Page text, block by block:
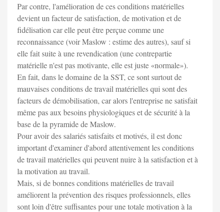
Par contre, l'amélioration de ces conditions matérielles
devient un facteur de satisfaction, de motivation et de
fidélisation car elle peut être perçue comme une
reconnaissance (voir Maslow : estime des autres), sauf si
elle fait suite à une revendication (une contrepartie
matérielle n'est pas motivante, elle est juste «normale»).
En fait, dans le domaine de la SST, ce sont surtout de
mauvaises conditions de travail matérielles qui sont des
facteurs de démobilisation, car alors l'entreprise ne satisfait
même pas aux besoins physiologiques et de sécurité à la
base de la pyramide de Maslow.
Pour avoir des salariés satisfaits et motivés, il est donc
important d'examiner d'abord attentivement les conditions
de travail matérielles qui peuvent nuire à la satisfaction et à
la motivation au travail.
Mais, si de bonnes conditions matérielles de travail
améliorent la prévention des risques professionnels, elles
sont loin d'être suffisantes pour une totale motivation à la